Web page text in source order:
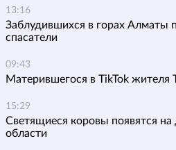
13:16
Заблудившихся в горах Алматы
спасатели
09:43
Матерившегося в TikTok жителя
15:29
Светящиеся коровы появятся на
области